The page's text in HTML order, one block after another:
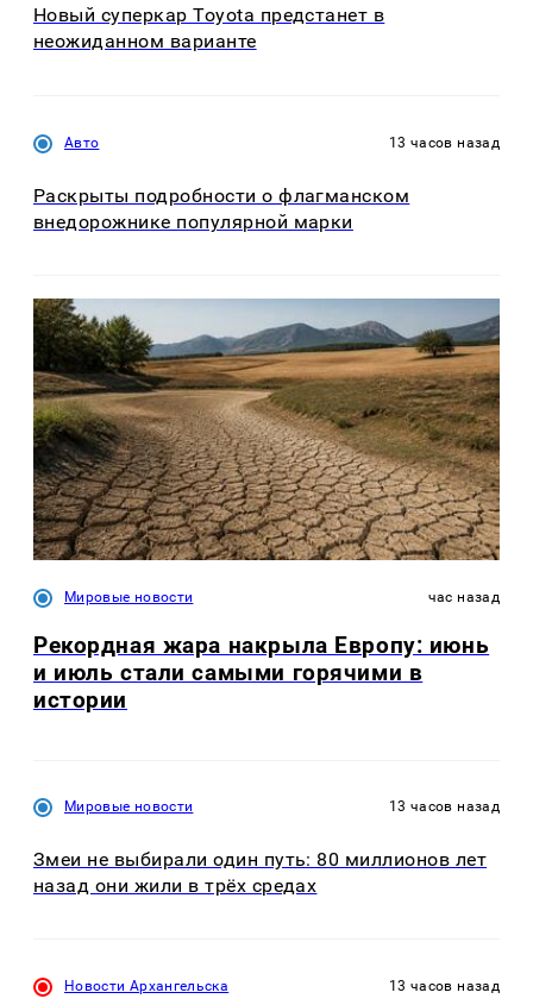
Новый суперкар Toyota предстанет в
неожиданном варианте
Авто 13 часов назад
Раскрыты подробности о флагманском
внедорожнике популярной марки
Мировые новости час назад
Рекордная жара накрыла Европу: июнь
и июль стали самыми горячими в
истории
Мировые новости 13 часов назад
Змеи не выбирали один путь: 80 миллионов лет
назад они жили в трёх средах
Новости Архангельска 13 часов назад